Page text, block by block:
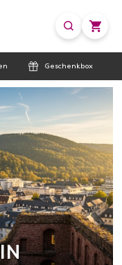
Geschenkbox